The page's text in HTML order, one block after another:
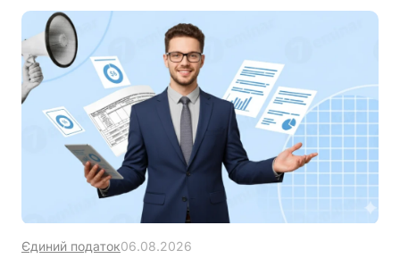
Єдиний податок06.08.2026